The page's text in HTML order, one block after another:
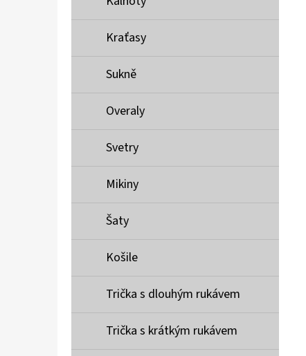
Kraťasy
Sukně
Overaly
Svetry
Mikiny
Šaty
Košile
Trička s dlouhým rukávem
Trička s krátkým rukávem